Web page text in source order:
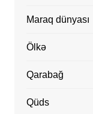
Maraq dünyası
Ölkə
Qarabağ
Qüds